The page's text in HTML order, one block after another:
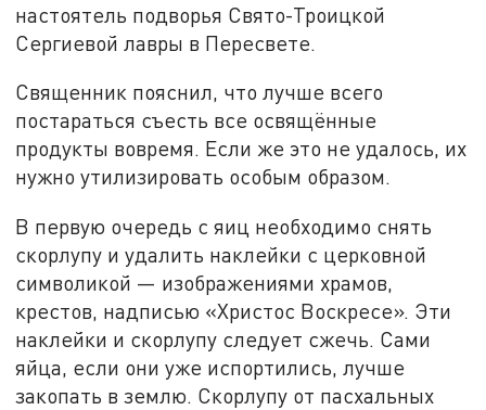
настоятель подворья Свято-Троицкой
Сергиевой лавры в Пересвете.
Священник пояснил, что лучше всего
постараться съесть все освящённые
продукты вовремя. Если же это не удалось, их
нужно утилизировать особым образом.
В первую очередь с яиц необходимо снять
скорлупу и удалить наклейки с церковной
символикой — изображениями храмов,
крестов, надписью «Христос Воскресе». Эти
наклейки и скорлупу следует сжечь. Сами
яйца, если они уже испортились, лучше
закопать в землю. Скорлупу от пасхальных